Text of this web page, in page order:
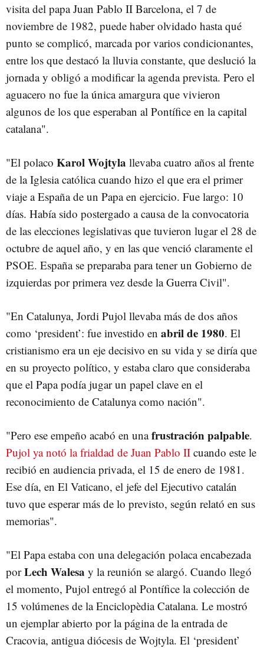
visita del papa Juan Pablo II Barcelona, el 7 de
noviembre de 1982, puede haber olvidado hasta qué
punto se complicó, marcada por varios condicionantes,
entre los que destacó la lluvia constante, que deslució la
jornada y obligó a modificar la agenda prevista. Pero el
aguacero no fue la única amargura que vivieron
algunos de los que esperaban al Pontífice en la capital
catalana".
"El polaco Karol Wojtyla llevaba cuatro años al frente
de la Iglesia católica cuando hizo el que era el primer
viaje a España de un Papa en ejercicio. Fue largo: 10
días. Había sido postergado a causa de la convocatoria
de las elecciones legislativas que tuvieron lugar el 28 de
octubre de aquel año, y en las que venció claramente el
PSOE. España se preparaba para tener un Gobierno de
izquierdas por primera vez desde la Guerra Civil".
"En Catalunya, Jordi Pujol llevaba más de dos años
como ‘president’: fue investido en abril de 1980. El
cristianismo era un eje decisivo en su vida y se diría que
en su proyecto político, y estaba claro que consideraba
que el Papa podía jugar un papel clave en el
reconocimiento de Catalunya como nación".
"Pero ese empeño acabó en unafrustración palpable.
Pujol ya notó la frialdad de Juan Pablo II cuando este le
recibió en audiencia privada, el 15 de enero de 1981.
Ese día, en El Vaticano, el jefe del Ejecutivo catalán
tuvo que esperar más de lo previsto, según relató en sus
memorias".
"El Papa estaba con una delegación polaca encabezada
porLech Walesa y la reunión se alargó. Cuando llegó
el momento, Pujol entregó al Pontífice la colección de
15 volúmenes de la Enciclopèdia Catalana. Le mostró
un ejemplar abierto por la página de la entrada de
Cracovia, antigua diócesis de Wojtyla. El ‘president’